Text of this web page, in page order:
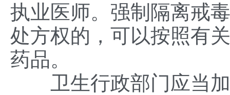
执业医师。强制隔离戒
处方权的，可以按照有
药品。
卫生行政部门应当加